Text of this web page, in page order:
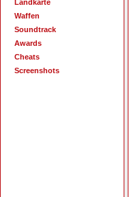
Landkarte
Waffen
Soundtrack
Awards
Cheats
Screenshots